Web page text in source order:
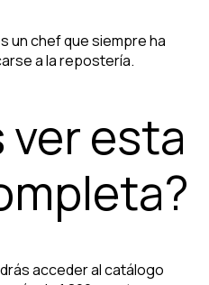
un chef que siempre ha
a la repostería.
ver esta
acceder al catálogo